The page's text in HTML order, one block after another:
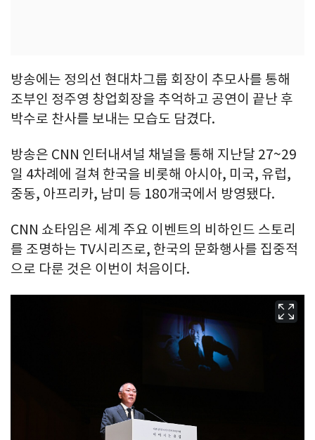
방송에는 정의선 현대차그룹 회장이 추모사를 통해
조부인 정주영 창업회장을 추억하고 공연이 끝난 후
박수로 찬사를 보내는 모습도 담겼다.
방송은 CNN 인터내셔널 채널을 통해 지난달 27~29
일 4차례에 걸쳐 한국을 비롯해 아시아, 미국, 유럽,
중동, 아프리카, 남미 등 180개국에서 방영됐다.
CNN 쇼타임은 세계 주요 이벤트의 비하인드 스토리
를 조명하는 TV시리즈로, 한국의 문화행사를 집중적
으로 다룬 것은 이번이 처음이다.